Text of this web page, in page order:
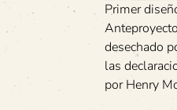
Primer
desechado
las
por Henry